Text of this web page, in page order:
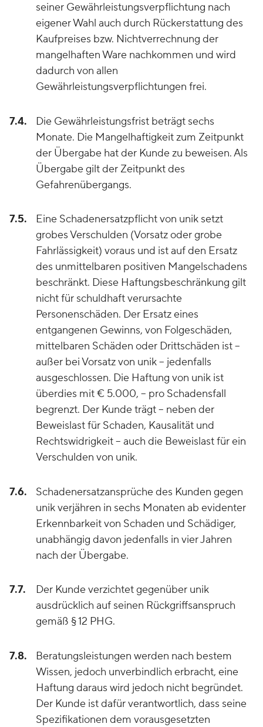
seiner Gewährleistungsverpflichtung nach
eigener Wahl auch durch Rückerstattung des
Kaufpreises bzw. Nichtverrechnung der
mangelhaften Ware nachkommen und wird
dadurch von allen
Gewährleistungsverpflichtungen frei.
7.4.
Die Gewährleistungsfrist beträgt sechs
Monate. Die Mangelhaftigkeit zum Zeitpunkt
der Übergabe hat der Kunde zu beweisen. Als
Übergabe gilt der Zeitpunkt des
Gefahrenübergangs.
7.5.
Eine Schadenersatzpflicht von unik setzt
grobes Verschulden (Vorsatz oder grobe
Fahrlässigkeit) voraus und ist auf den Ersatz
des unmittelbaren positiven Mangelschadens
beschränkt. Diese Haftungsbeschränkung gilt
nicht für schuldhaft verursachte
Personenschäden. Der Ersatz eines
entgangenen Gewinns, von Folgeschäden,
mittelbaren Schäden oder Drittschäden ist –
außer bei Vorsatz von unik – jedenfalls
ausgeschlossen. Die Haftung von unik ist
überdies mit € 5.000, – pro Schadensfall
begrenzt. Der Kunde trägt – neben der
Beweislast für Schaden, Kausalität und
Rechtswidrigkeit – auch die Beweislast für ein
Verschulden von unik.
7.6.
Schadenersatzansprüche des Kunden gegen
unik verjähren in sechs Monaten ab evidenter
Erkennbarkeit von Schaden und Schädiger,
unabhängig davon jedenfalls in vier Jahren
nach der Übergabe.
7.7.
Der Kunde verzichtet gegenüber unik
ausdrücklich auf seinen Rückgriffsanspruch
gemäß § 12 PHG.
7.8.
Beratungsleistungen werden nach bestem
Wissen, jedoch unverbindlich erbracht, eine
Haftung daraus wird jedoch nicht begründet.
Der Kunde ist dafür verantwortlich, dass seine
Spezifikationen dem vorausgesetzten